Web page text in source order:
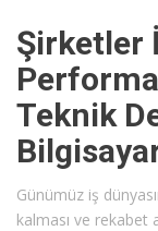
Şirketler
Teknik
Günümüz iş
kalması ve rekabet